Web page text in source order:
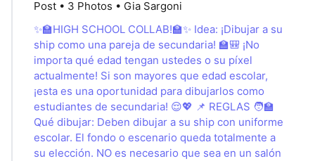
Post • 3 Photos • Gia Sargoni
✨🏫HIGH SCHOOL COLLAB!🏫✨ Idea: ¡Dibujar a su
ship como una pareja de secundaria! 🏫🎒 ¡No
importa qué edad tengan ustedes o su píxel
actualmente! Si son mayores que edad escolar,
¡esta es una oportunidad para dibujarlos como
estudiantes de secundaria! 😌💖 📌 REGLAS 🧑🏫
Qué dibujar: Deben dibujar a su ship con uniforme
escolar. El fondo o escenario queda totalmente a
su elección. NO es necesario que sea en un salón